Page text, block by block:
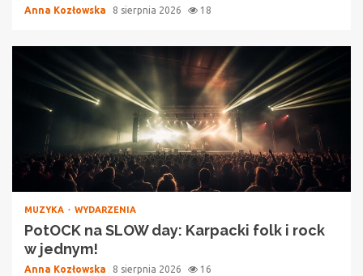
Anna Kozłowska 8 sierpnia 2026 18
MUZYKA WYDARZENIA
PotOCK na SLOW day: Karpacki folk i rock
w jednym!
Anna Kozłowska 8 sierpnia 2026 16